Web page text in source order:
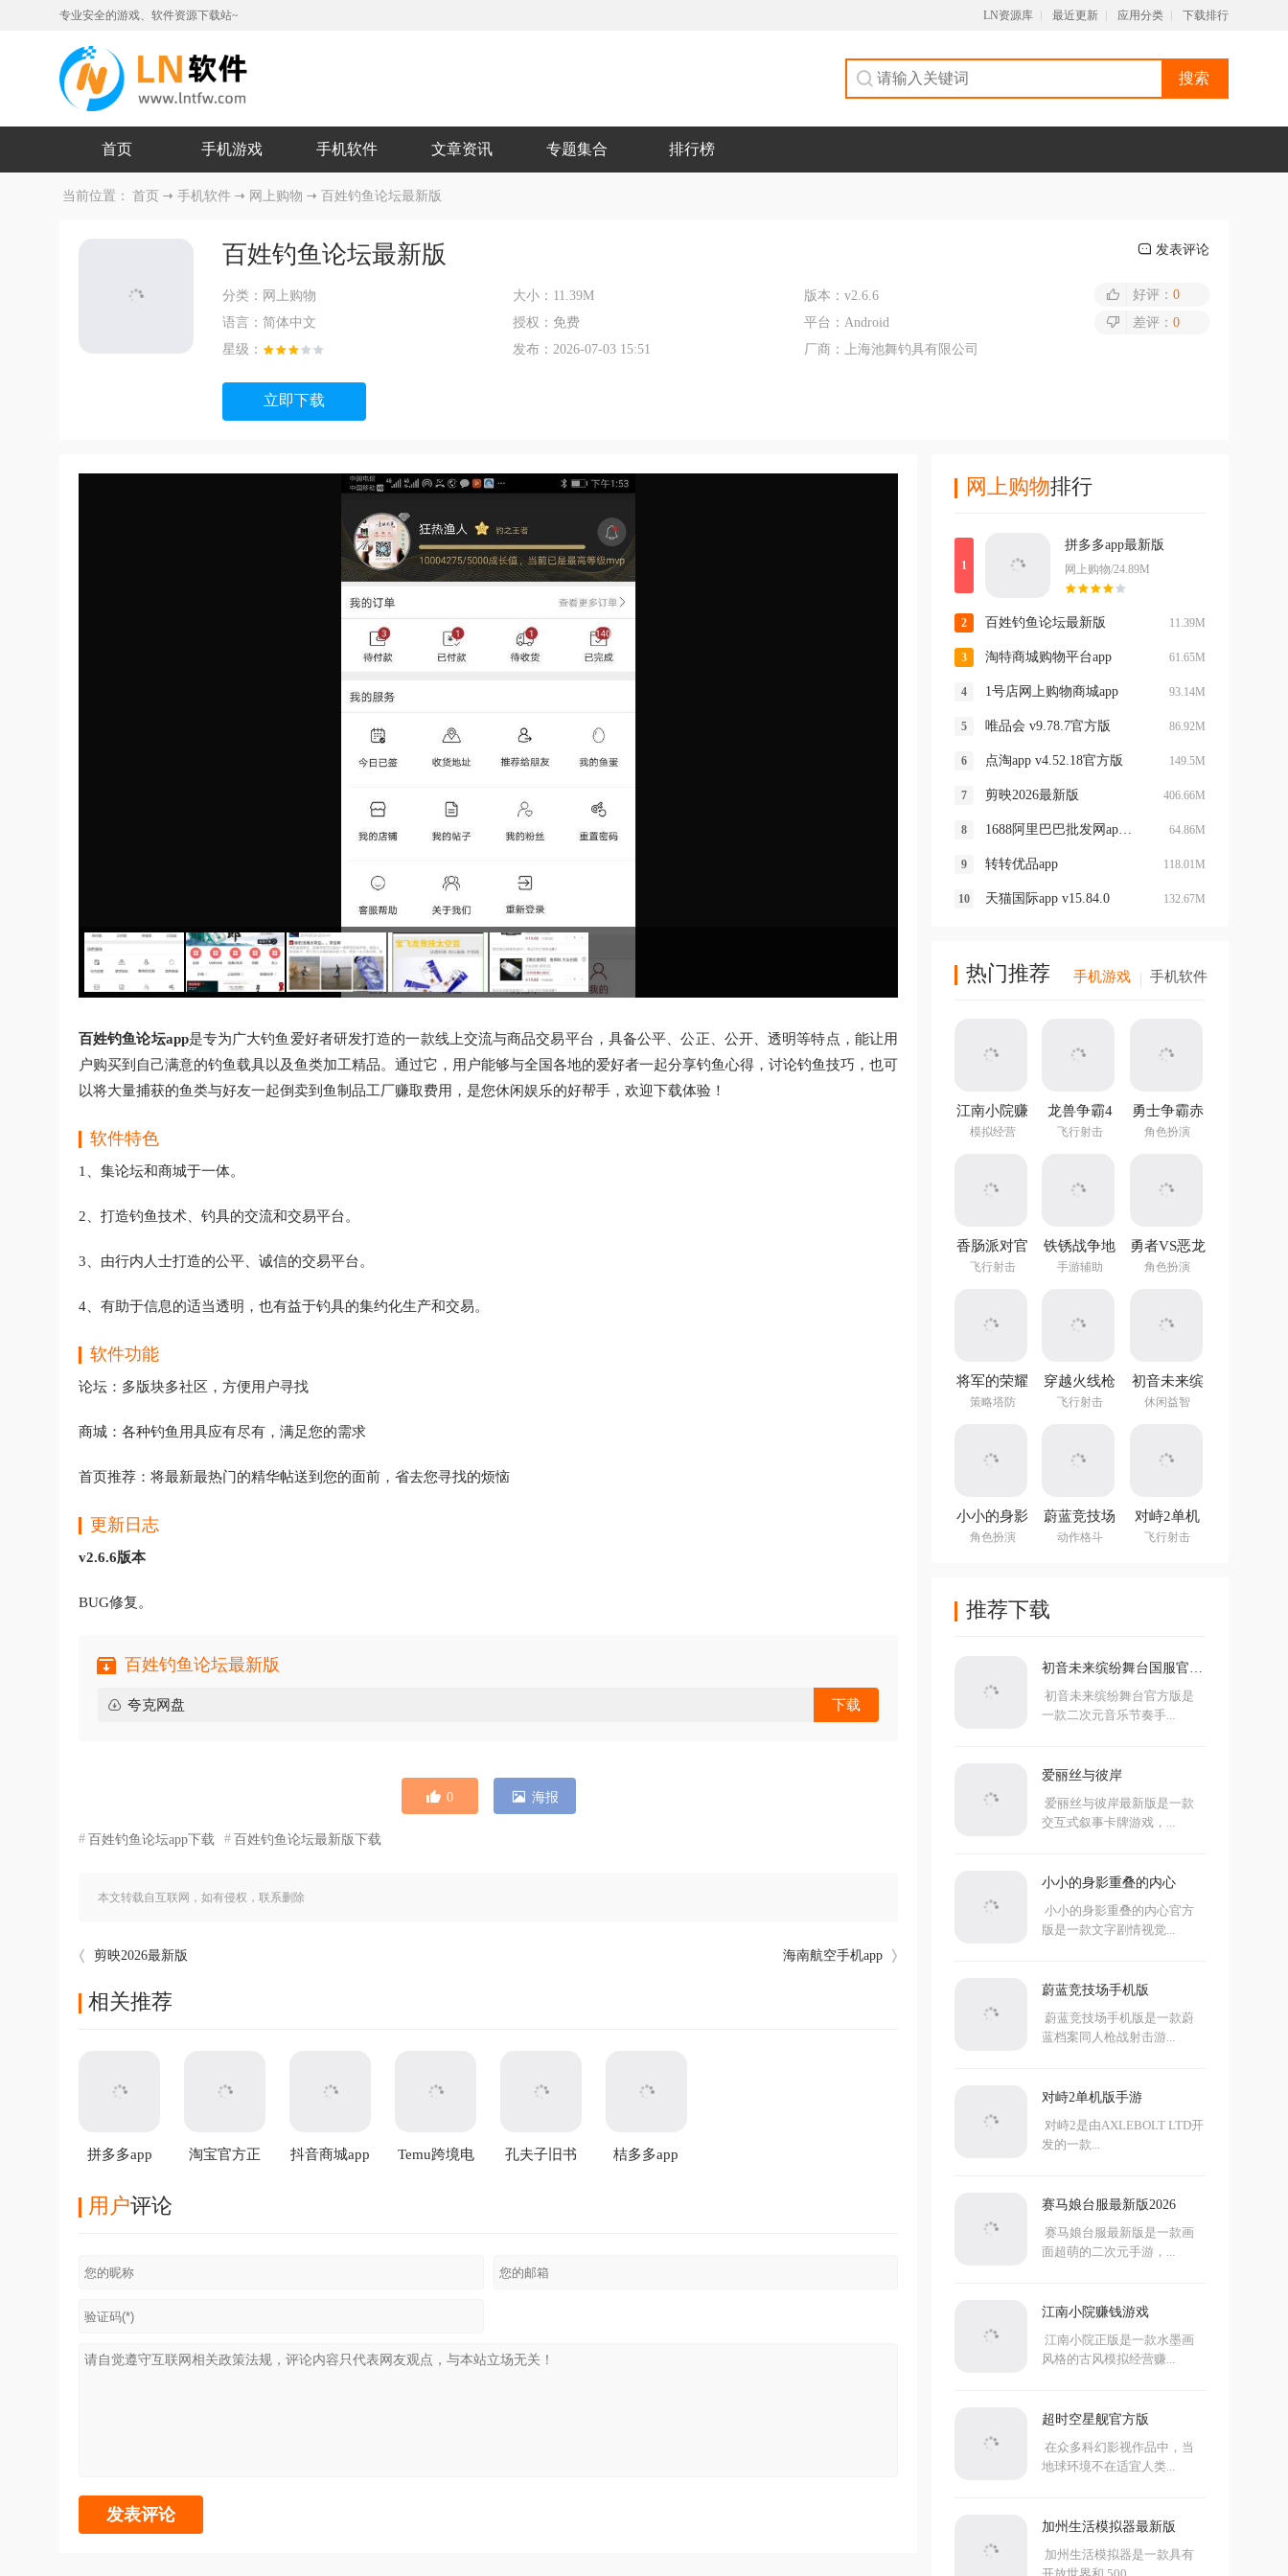
专业安全的游戏、软件资源下载站~ LN资源库 最近更新 应用分类 下载排行
搜索
首页 手机游戏 手机软件 文章资讯 专题集合 排行榜
当前位置： 首页 手机软件 网上购物 百姓钓鱼论坛最新版
百姓钓鱼论坛最新版 发表评论
分类： 网上购物 大小： 11.39M 版本： v2.6.6
语言： 简体中文 授权： 免费 平台： Android
星级：
发布：2026-07-03 15:51 厂商： 上海池舞钓具有限公司
好评： 0
差评： 0
立即下载
百姓钓鱼论坛app是专为广大钓鱼爱好者研发打造的一款线上交流与商品交易平台，具备公平、公正、公开、透明等特点，能让用
户购买到自己满意的钓鱼载具以及鱼类加工精品。通过它，用户能够与全国各地的爱好者一起分享钓鱼心得，讨论钓鱼技巧，也可
以将大量捕获的鱼类与好友一起倒卖到鱼制品工厂赚取费用，是您休闲娱乐的好帮手，欢迎下载体验！
软件特色
1、集论坛和商城于一体。
2、打造钓鱼技术、钓具的交流和交易平台。
3、由行内人士打造的公平、诚信的交易平台。
4、有助于信息的适当透明，也有益于钓具的集约化生产和交易。
软件功能
论坛：多版块多社区，方便用户寻找
商城：各种钓鱼用具应有尽有，满足您的需求
首页推荐：将最新最热门的精华帖送到您的面前，省去您寻找的烦恼
更新日志
v2.6.6版本
BUG修复。
百姓钓鱼论坛最新版
夸克网盘 下载
0 海报
百姓钓鱼论坛app下载 百姓钓鱼论坛最新版下载
本文转载自互联网，如有侵权，联系删除
剪映2026最新版 海南航空手机app
相关推荐
拼多多app
淘宝官方正
抖音商城app
Temu跨境电
孔夫子旧书
桔多多app
用户评论
网上购物排行
拼多多app最新版
网上购物/24.89M
百姓钓鱼论坛最新版 11.39M
淘特商城购物平台app 61.65M
1号店网上购物商城app 93.14M
唯品会 v9.78.7官方版 86.92M
点淘app v4.52.18官方版 149.5M
剪映2026最新版 406.66M
1688阿里巴巴批发网app v12.9.0.0 64.86M
转转优品app 118.01M
天猫国际app v15.84.0 132.67M
热门推荐 手机游戏 手机软件
江南小院赚
钱游戏
模拟经营
龙兽争霸4
手游
飞行射击
勇士争霸赤
胆联盟
角色扮演
香肠派对官
方正版
飞行射击
铁锈战争地
图编辑器中
手游辅助
勇者VS恶龙
手游
角色扮演
将军的荣耀
3官方正版
策略塔防
穿越火线枪
战王者体验
飞行射击
初音未来缤
纷舞台国服
休闲益智
小小的身影
重叠的内心
角色扮演
蔚蓝竞技场
手机版
动作格斗
对峙2单机
版手游
飞行射击
推荐下载
初音未来缤纷舞台国服官方
初音未来缤纷舞台官方版是
一款二次元音乐节奏手...
爱丽丝与彼岸
爱丽丝与彼岸最新版是一款
交互式叙事卡牌游戏，...
小小的身影重叠的内心
小小的身影重叠的内心官方
版是一款文字剧情视觉...
蔚蓝竞技场手机版
蔚蓝竞技场手机版是一款蔚
蓝档案同人枪战射击游...
对峙2单机版手游
对峙2是由AXLEBOLT LTD开
发的一款...
赛马娘台服最新版2026
赛马娘台服最新版是一款画
面超萌的二次元手游，...
江南小院赚钱游戏
江南小院正版是一款水墨画
风格的古风模拟经营赚...
超时空星舰官方版
在众多科幻影视作品中，当
地球环境不在适宜人类...
加州生活模拟器最新版
加州生活模拟器是一款具有